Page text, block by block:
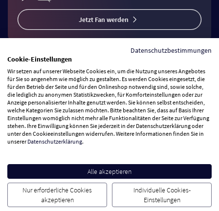
Jetzt Fan werden
Vertrag widerrufen
Zahlungsarten
Wir versenden mit
Besuchen Sie uns
Cookie Einstellungen AGB Datenschutz Impressum
Datenschutzbestimmungen
Cookie-Einstellungen
Wir setzen auf unserer Webseite Cookies ein, um die Nutzung unseres Angebotes
für Sie so angenehm wie möglich zu gestalten. Es werden Cookies eingesetzt, die
für den Betrieb der Seite und für den Onlineshop notwendig sind, sowie solche,
die lediglich zu anonymen Statistikzwecken, für Komforteinstellungen oder zur
Anzeige personalisierter Inhalte genutzt werden. Sie können selbst entscheiden,
welche Kategorien Sie zulassen möchten. Bitte beachten Sie, dass auf Basis Ihrer
Einstellungen womöglich nicht mehr alle Funktionalitäten der Seite zur Verfügung
stehen. Ihre Einwilligung können Sie jederzeit in der Datenschutzerklärung oder
unter den Cookieeinstellungen widerrufen. Weitere Informationen finden Sie in
unsererDatenschutzerklärung.
Alle akzeptieren
Nur erforderliche Cookies
akzeptieren
Individuelle Cookies-
Einstellungen